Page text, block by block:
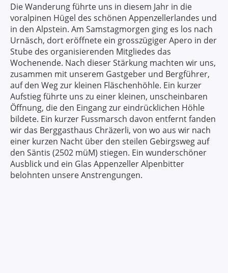
Die Wanderung führte uns in diesem Jahr in die
voralpinen Hügel des schönen Appenzellerlandes und
in den Alpstein. Am Samstagmorgen ging es los nach
Urnäsch, dort eröffnete ein grosszügiger Apero in der
Stube des organisierenden Mitgliedes das
Wochenende. Nach dieser Stärkung machten wir uns,
zusammen mit unserem Gastgeber und Bergführer,
auf den Weg zur kleinen Fläschenhöhle. Ein kurzer
Aufstieg führte uns zu einer kleinen, unscheinbaren
Öffnung, die den Eingang zur eindrücklichen Höhle
bildete. Ein kurzer Fussmarsch davon entfernt fanden
wir das Berggasthaus Chräzerli, von wo aus wir nach
einer kurzen Nacht über den steilen Gebirgsweg auf
den Säntis (2502 müM) stiegen. Ein wunderschöner
Ausblick und ein Glas Appenzeller Alpenbitter
belohnten unsere Anstrengungen.